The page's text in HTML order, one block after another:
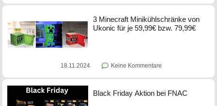
3 Minecraft Minikühlschränke von
Ukonic für je 59,99€ bzw. 79,99€
18.11.2024 Keine Kommentare
Black Friday Aktion bei FNAC